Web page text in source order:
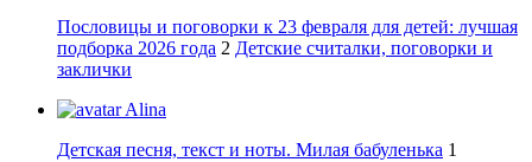
Пословицы и поговорки к 23 февраля для детей: лучшая
подборка 2026 года 2 Детские считалки, поговорки и
заклички
Alina
Детская песня, текст и ноты. Милая бабуленька 1